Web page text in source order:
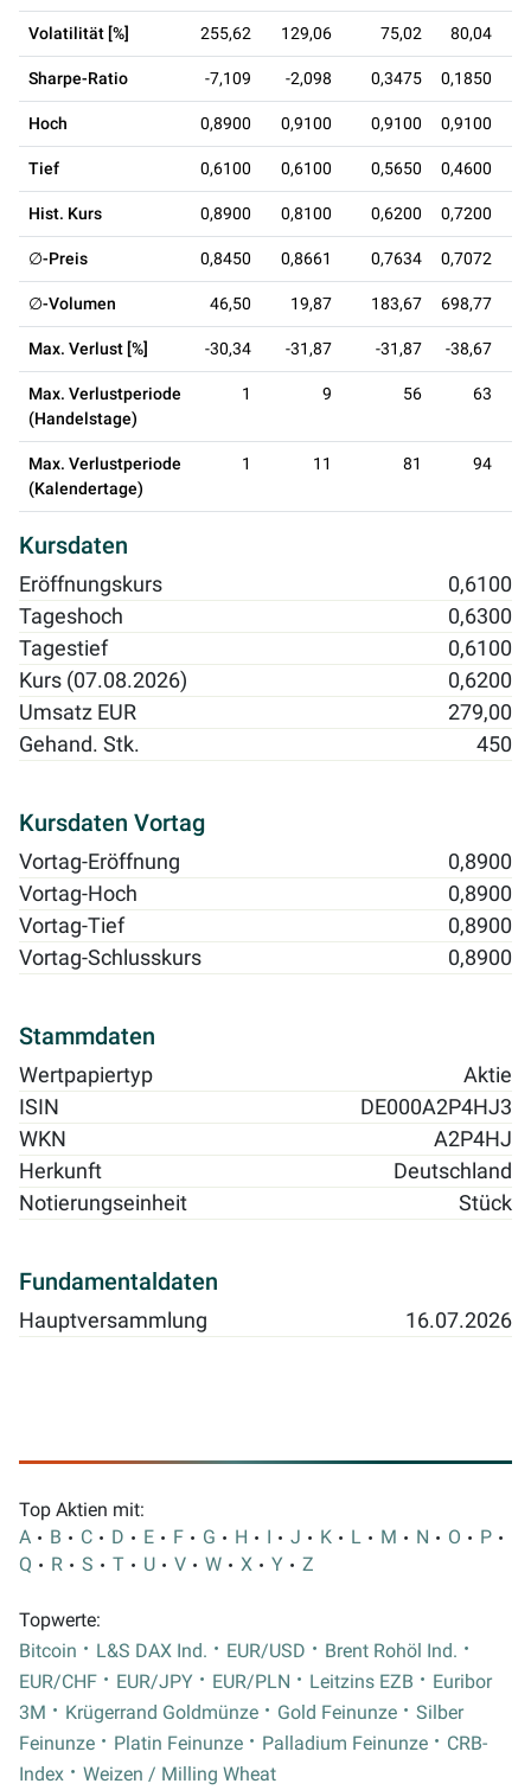
Volatilität [%] 255,62 129,06 75,02 80,04
Sharpe-Ratio -7,109 -2,098 0,3475 0,1850
Hoch 0,8900 0,9100 0,9100 0,9100
Tief 0,6100 0,6100 0,5650 0,4600
Hist. Kurs 0,8900 0,8100 0,6200 0,7200
∅-Preis 0,8450 0,8661 0,7634 0,7072
∅-Volumen 46,50 19,87 183,67 698,77
Max. Verlust [%] -30,34 -31,87 -31,87 -38,67
Max. Verlustperiode
(Handelstage)
1 9 56 63
Max. Verlustperiode
(Kalendertage)
1 11 81 94
Kursdaten
Eröffnungskurs
0,6100
Tageshoch
0,6300
Tagestief
0,6100
Kurs (07.08.2026)
0,6200
Umsatz EUR
279,00
Gehand. Stk.
450
Kursdaten Vortag
Vortag-Eröffnung
0,8900
Vortag-Hoch
0,8900
Vortag-Tief
0,8900
Vortag-Schlusskurs
0,8900
Stammdaten
Wertpapiertyp
Aktie
ISIN
DE000A2P4HJ3
WKN
A2P4HJ
Herkunft
Deutschland
Notierungseinheit
Stück
Fundamentaldaten
Hauptversammlung 16.07.2026
Top Aktien mit:
A
B C D E F G H I J K L M N O
P
Q
R S T U V W X Y Z
Topwerte:
Bitcoin
L&S DAX Ind. EUR/USD
Brent Rohöl Ind.
EUR/CHF
EUR/JPY EUR/PLN Leitzins EZB
Euribor
3M
Krügerrand Goldmünze Gold Feinunze
Silber
Feinunze
Platin Feinunze Palladium Feinunze
CRB-
Index
Weizen / Milling Wheat